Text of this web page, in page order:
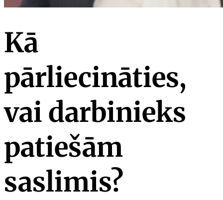
Kā
pārliecināties,
vai darbinieks
patiešām
saslimis?